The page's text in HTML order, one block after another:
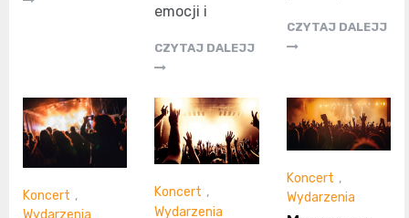
emocji i
CZYTAJ DALEJJ
CZYTAJ DALEJJ
Koncert ,
Koncert ,
Wydarzenia
Koncert ,
Wydarzenia